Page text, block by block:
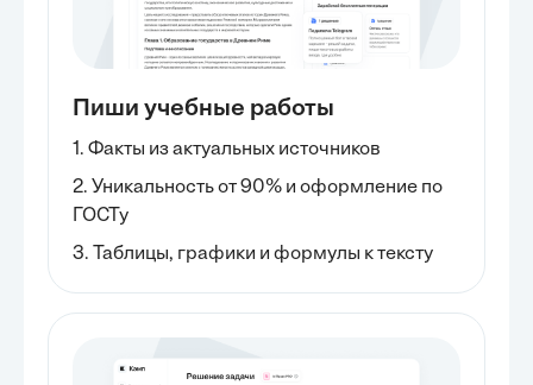
Пиши учебные работы
1. Факты из актуальных источников
2. Уникальность от 90% и оформление по
ГОСТу
3. Таблицы, графики и формулы к тексту